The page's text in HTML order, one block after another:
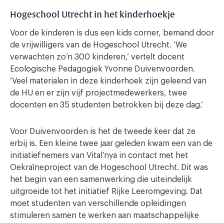
Hogeschool Utrecht in het kinderhoekje
Voor de kinderen is dus een kids corner, bemand door
de vrijwilligers van de Hogeschool Utrecht. ‘We
verwachten zo’n 300 kinderen,’ vertelt docent
Ecologische Pedagogiek Yvonne Duivenvoorden.
‘Veel materialen in deze kinderhoek zijn geleend van
de HU en er zijn vijf projectmedewerkers, twee
docenten en 35 studenten betrokken bij deze dag.’
Voor Duivenvoorden is het de tweede keer dat ze
erbij is. Een kleine twee jaar geleden kwam een van de
initiatiefnemers van Vital’nya in contact met het
Oekraïneproject van de Hogeschool Utrecht. Dit was
het begin van een samenwerking die uiteindelijk
uitgroeide tot het initiatief Rijke Leeromgeving. Dat
moet studenten van verschillende opleidingen
stimuleren samen te werken aan maatschappelijke